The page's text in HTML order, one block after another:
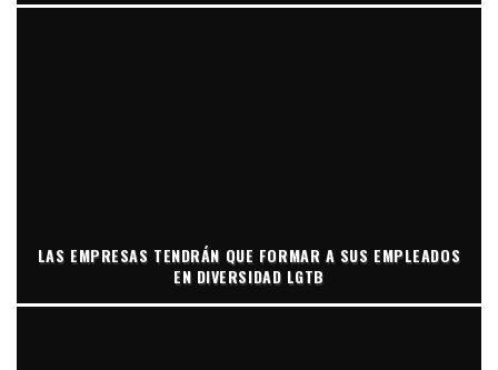
LAS EMPRESAS TENDRÁN QUE FORMAR A SUS EMPLEADOS
EN DIVERSIDAD LGTB